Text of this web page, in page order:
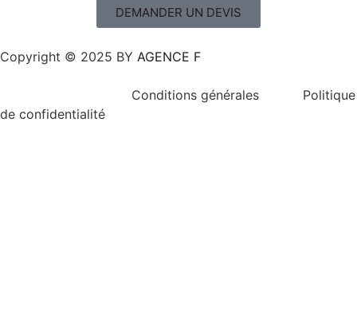
DEMANDER UN DEVIS
Copyright © 2025 BY AGENCE F
Conditions générales Politique
de confidentialité